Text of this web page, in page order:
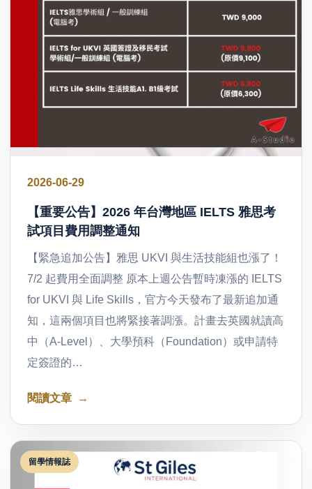
2026-06-29
【重要公告】2026 年台灣地區 IELTS 雅思考
試項目費用調整通知
【緊急追加公告】雅思 UKVI 與生活技能組也漲了！
7/2 起費用全面調整 原本上週公告暫時凍漲的 IELTS
for UKVI 與 Life Skills，官方今天發布了最新追加通
知，這兩個項目也將緊接著調漲。計畫去英國就讀高
中（A-Level）、大學預科（Foundation）或申請特
定簽證的…
閱讀文章
留學情報誌